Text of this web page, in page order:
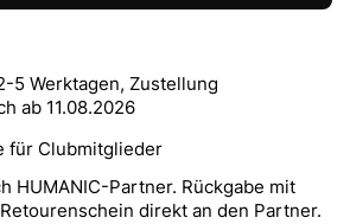
5 Werktagen, Zustellung
ab 11.08.2026
für Clubmitglieder
HUMANIC-Partner. Rückgabe mit
direkt an den Partner.